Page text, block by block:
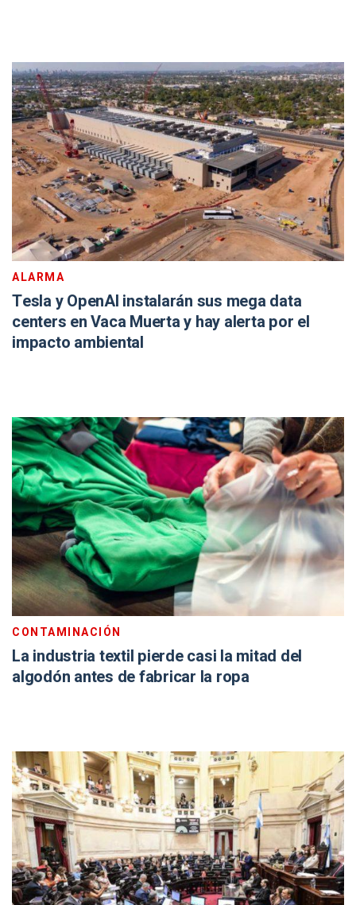
ALARMA
Tesla y OpenAI instalarán sus mega data
centers en Vaca Muerta y hay alerta por el
impacto ambiental
CONTAMINACIÓN
La industria textil pierde casi la mitad del
algodón antes de fabricar la ropa